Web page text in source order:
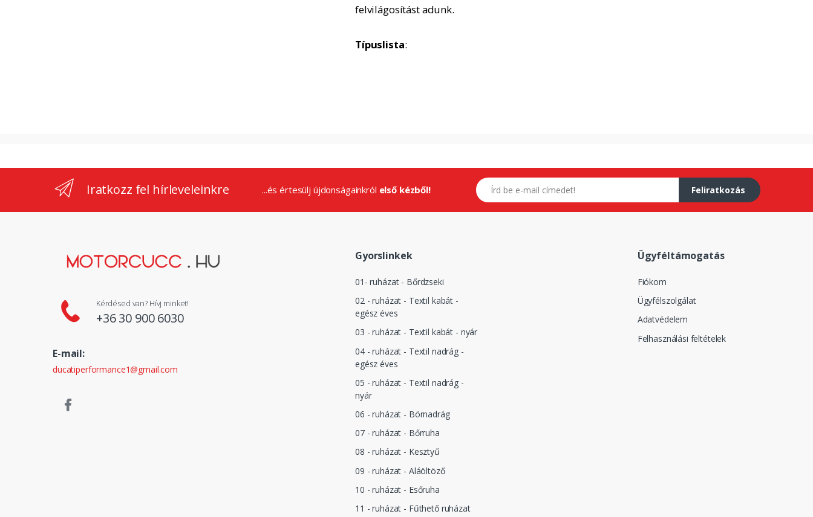
felvilágosítást adunk.
Típuslista:
Iratkozz fel hírleveleinkre ...és értesülj újdonságainkról első kézből!
E-mail címed
Feliratkozás
Kérdésed van? Hívj minket!
+36 30 900 6030
E-mail:
ducatiperformance1@gmail.com
Gyorslinkek
01- ruházat - Bőrdzseki
02 - ruházat - Textil kabát -
egész éves
03 - ruházat - Textil kabát - nyár
04 - ruházat - Textil nadrág -
egész éves
05 - ruházat - Textil nadrág -
nyár
06 - ruházat - Börnadrág
07 - ruházat - Bőrruha
08 - ruházat - Kesztyű
09 - ruházat - Aláöltöző
10 - ruházat - Esőruha
11 - ruházat - Fűthető ruházat
Ügyféltámogatás
Fiókom
Ügyfélszolgálat
Adatvédelem
Felhasználási feltételek